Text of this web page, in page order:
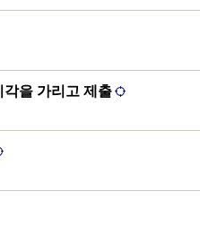
을 가리고 제출